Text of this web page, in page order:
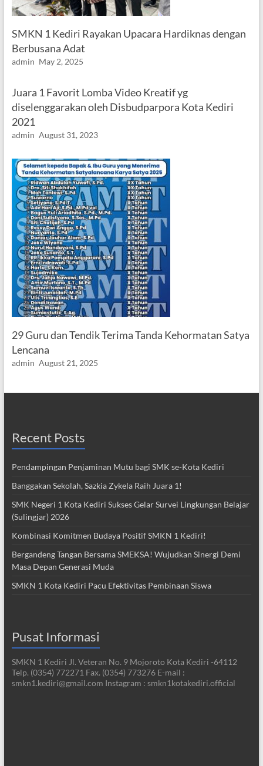
SMKN 1 Kediri Rayakan Upacara Hardiknas dengan
Berbusana Adat
admin May 2, 2025
Juara 1 Favorit Lomba Video Kreatif yg
diselenggarakan oleh Disbudparpora Kota Kediri
2021
admin August 31, 2023
29 Guru dan Tendik Terima Tanda Kehormatan Satya
Lencana
admin August 21, 2025
Recent Posts
Pendampingan Penjaminan Mutu bagi SMK se-Kota Kediri
Banggakan Sekolah, Sazkia Zykela Raih Juara 1!
SMK Negeri 1 Kota Kediri Sukses Gelar Survei Lingkungan Belajar
(Sulingjar) 2026
Kombinasi Komitmen Budaya Positif SMKN 1 Kediri!
Bergandeng Tangan Bersama SMEKSA! Wujudkan Sinergi Demi
Masa Depan Generasi Muda
SMKN 1 Kota Kediri Pacu Efektivitas Pembinaan Siswa
Pusat Informasi
SMKN 1 Kediri Jl. Veteran No. 9 Mojoroto Kota Kediri -64112
Telp. (0354) 772271 Fax. (0354) 773276 E-mail :
smkn1.kediri@gmail.com Instagram : smkn1kotakediri.official